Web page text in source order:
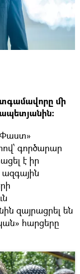
մի
գործարար
է իր
զայրացրել են
հարցերը